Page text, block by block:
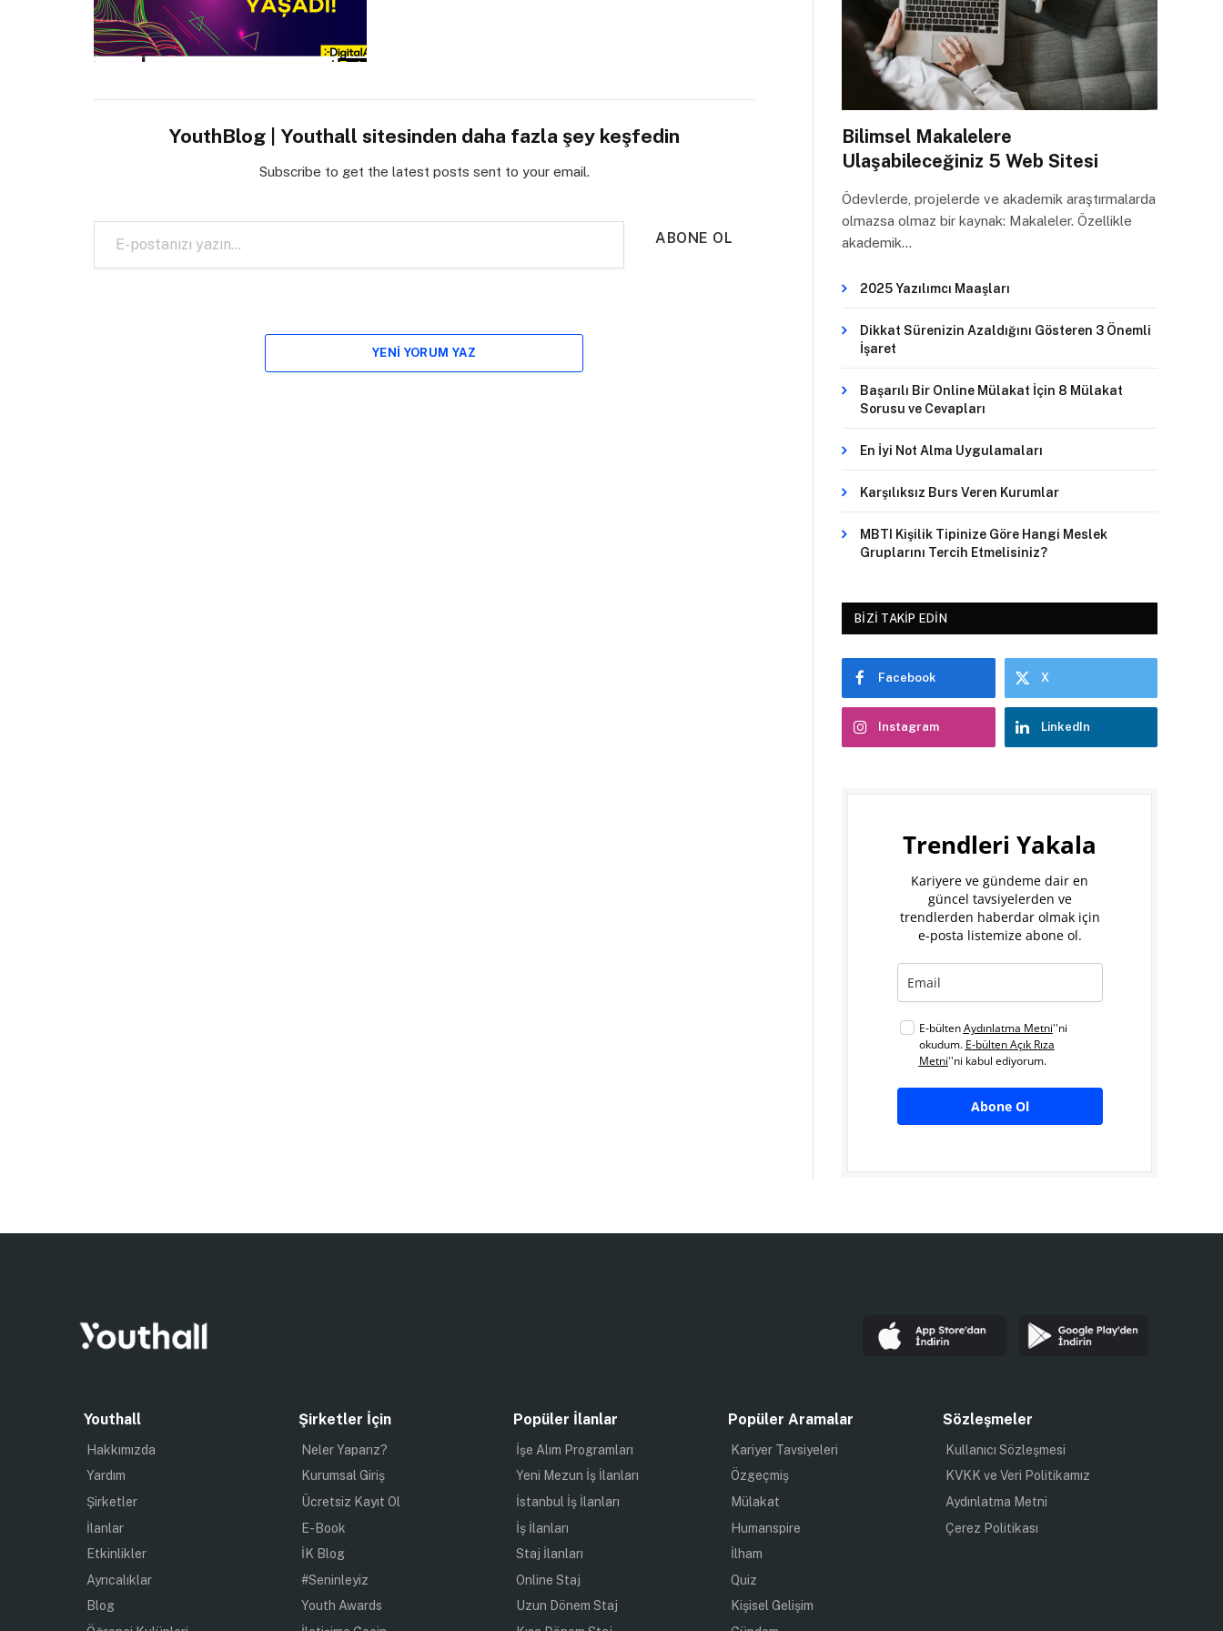
YouthBlog | Youthall sitesinden daha fazla şey keşfedin
Subscribe to get the latest posts sent to your email.
E-postanızı yazın…
ABONE OL
YENI YORUM YAZ
Bilimsel Makalelere
Ulaşabileceğiniz 5 Web Sitesi
Ödevlerde, projelerde ve akademik araştırmalarda
olmazsa olmaz bir kaynak: Makaleler. Özellikle
akademik…
2025 Yazılımcı Maaşları
Dikkat Sürenizin Azaldığını Gösteren 3 Önemli
İşaret
Başarılı Bir Online Mülakat İçin 8 Mülakat
Sorusu ve Cevapları
En İyi Not Alma Uygulamaları
Karşılıksız Burs Veren Kurumlar
MBTI Kişilik Tipinize Göre Hangi Meslek
Gruplarını Tercih Etmelisiniz?
BIZI TAKIP EDIN
Facebook X
Instagram LinkedIn
Trendleri Yakala
Kariyere ve gündeme dair en
güncel tavsiyelerden ve
trendlerden haberdar olmak için
e-posta listemize abone ol.
E-bültenAydınlatma Metni''ni
okudum. E-bülten Açık Rıza
Metni''ni kabul ediyorum.
Abone Ol
Youthall
Hakkımızda
Yardım
Şirketler
İlanlar
Etkinlikler
Ayrıcalıklar
Blog
Şirketler İçin
Neler Yaparız?
Kurumsal Giriş
Ücretsiz Kayıt Ol
E-Book
İK Blog
#Seninleyiz
Youth Awards
Popüler İlanlar
İşe Alım Programları
Yeni Mezun İş İlanları
İstanbul İş İlanları
İş İlanları
Staj İlanları
Online Staj
Uzun Dönem Staj
Popüler Aramalar
Kariyer Tavsiyeleri
Özgeçmiş
Mülakat
Humanspire
İlham
Quiz
Kişisel Gelişim
Sözleşmeler
Kullanıcı Sözleşmesi
KVKK ve Veri Politikamız
Aydınlatma Metni
Çerez Politikası